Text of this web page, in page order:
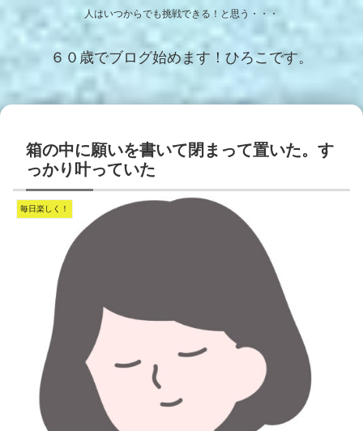
人はいつからでも挑戦できる！と思う・・・
６０歳でブログ始めます！ひろこです。
箱の中に願いを書いて閉まって置いた。す
っかり叶っていた
毎日楽しく！